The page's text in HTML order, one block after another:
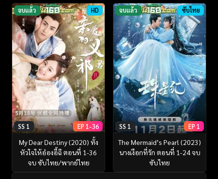
จบแล้ว HD
SS 1 EP 1-36
My Dear Destiny (2020) ทั้ง
หัวใจให้อ๋องอี้ฉี ตอนที่ 1-36
จบ ซับไทย/พากย์ไทย
จบแล้ว ซับไทย
SS 1 EP 1
The Mermaid’s Pearl (2023)
นางเงือกที่รัก ตอนที่ 1-24 จบ
ซับไทย